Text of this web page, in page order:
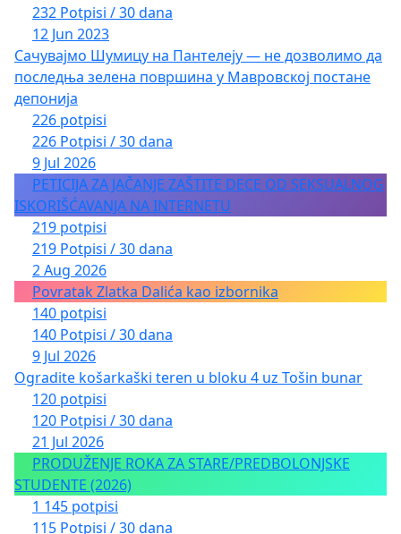
232 Potpisi / 30 dana
12 Jun 2023
Сачувајмо Шумицу на Пантелеју — не дозволимо да
последња зелена површина у Мавровској постане
депонија
226 potpisi
226 Potpisi / 30 dana
9 Jul 2026
PETICIJA ZA JAČANJE ZAŠTITE DECE OD SEKSUALNOG
ISKORIŠĆAVANJA NA INTERNETU
219 potpisi
219 Potpisi / 30 dana
2 Aug 2026
Povratak Zlatka Dalića kao izbornika
140 potpisi
140 Potpisi / 30 dana
9 Jul 2026
Ogradite košarkaški teren u bloku 4 uz Tošin bunar
120 potpisi
120 Potpisi / 30 dana
21 Jul 2026
PRODUŽENJE ROKA ZA STARE/PREDBOLONJSKE
STUDENTE (2026)
1 145 potpisi
115 Potpisi / 30 dana